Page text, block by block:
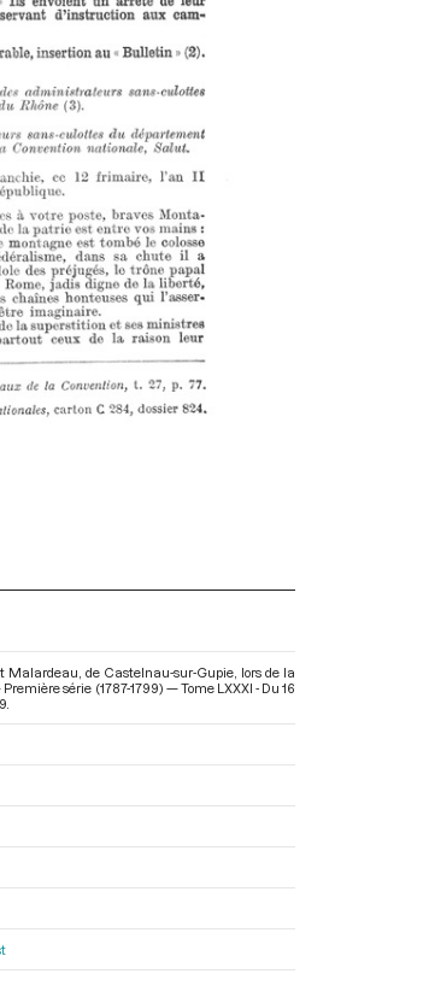
de Castelnau-sur-Gupie, lors de la
série (1787-1799) — Tome LXXXI - Du 16